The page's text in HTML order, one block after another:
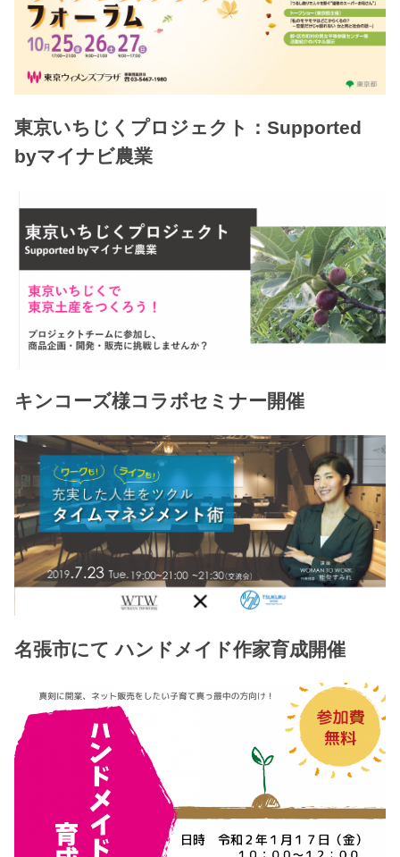
東京いちじくプロジェクト：Supported
byマイナビ農業
キンコーズ様コラボセミナー開催
名張市にて ハンドメイド作家育成開催